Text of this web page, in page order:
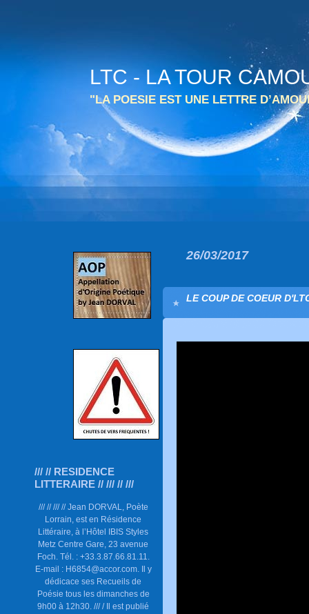
LTC - LA TOUR
"LA POESIE EST UNE LETTRE
/// // RESIDENCE
LITTERAIRE // /// // ///
/// // /// // Jean DORVAL, Poète
Lorrain, est en Résidence
Littéraire, à l’Hôtel IBIS Styles
Metz Centre Gare, 23 avenue
Foch. Tél. : +33.3.87.66.81.11.
E-mail : H6854@accor.com. Il y
dédicace ses Recueils de
Poésie tous les dimanches de
9h00 à 12h30. /// / Il est publié
26/03/2017
LE COUP DE COEUR